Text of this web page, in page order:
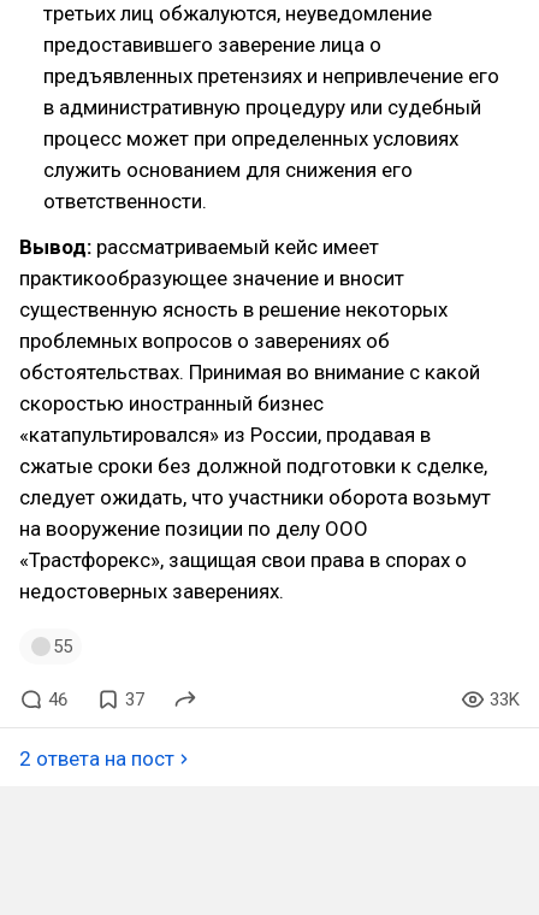
третьих лиц обжалуются, неуведомление
предоставившего заверение лица о
предъявленных претензиях и непривлечение его
в административную процедуру или судебный
процесс может при определенных условиях
служить основанием для снижения его
ответственности.
Вывод: рассматриваемый кейс имеет
практикообразующее значение и вносит
существенную ясность в решение некоторых
проблемных вопросов о заверениях об
обстоятельствах. Принимая во внимание с какой
скоростью иностранный бизнес
«катапультировался» из России, продавая в
сжатые сроки без должной подготовки к сделке,
следует ожидать, что участники оборота возьмут
на вооружение позиции по делу ООО
«Трастфорекс», защищая свои права в спорах о
недостоверных заверениях.
55
46 37 33K
2 ответа на пост